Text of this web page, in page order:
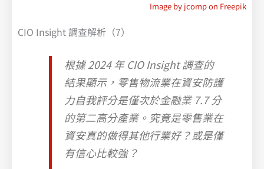
Image by jcomp on Freepik
CIO Insight 調查解析（7）
根據 2024 年 CIO Insight 調查的
結果顯示，零售物流業在資安防護
力自我評分是僅次於金融業 7.7 分
的第二高分產業。究竟是零售業在
資安真的做得其他行業好？或是僅
有信心比較強？